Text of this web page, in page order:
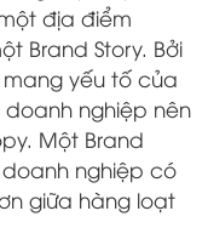
địa điểm
Brand Story. Bởi
yếu tố của
nghiệp nên
Một Brand
nghiệp có
giữa hàng loạt